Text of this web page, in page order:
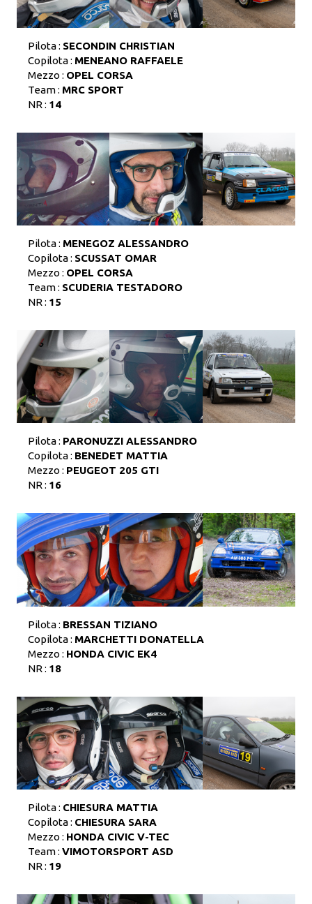
Pilota : SECONDIN CHRISTIAN
Copilota : MENEANO RAFFAELE
Mezzo : OPEL CORSA
Team : MRC SPORT
NR : 14
Pilota : MENEGOZ ALESSANDRO
Copilota : SCUSSAT OMAR
Mezzo : OPEL CORSA
Team : SCUDERIA TESTADORO
NR : 15
Pilota : PARONUZZI ALESSANDRO
Copilota : BENEDET MATTIA
Mezzo : PEUGEOT 205 GTI
NR : 16
Pilota : BRESSAN TIZIANO
Copilota : MARCHETTI DONATELLA
Mezzo : HONDA CIVIC EK4
NR : 18
Pilota : CHIESURA MATTIA
Copilota : CHIESURA SARA
Mezzo : HONDA CIVIC V-TEC
Team : VIMOTORSPORT ASD
NR : 19